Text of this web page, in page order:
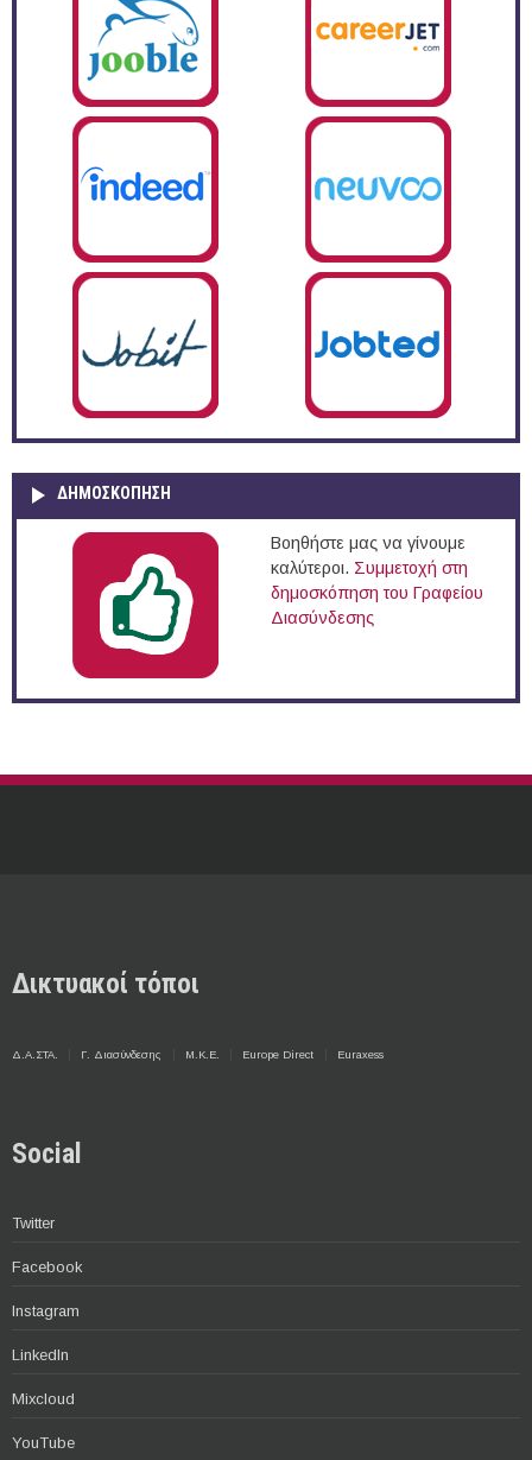
ΔΗΜΟΣΚΌΠΗΣΗ
Βοηθήστε μας να γίνουμε
καλύτεροι. Συμμετοχή στη
δημοσκόπηση του Γραφείου
Διασύνδεσης
Δικτυακοί τόποι
Δ.Α.ΣΤΑ. Γ. Διασύνδεσης Μ.Κ.Ε. Europe Direct Euraxess
Social
Twitter
Facebook
Instagram
LinkedIn
Mixcloud
YouTube